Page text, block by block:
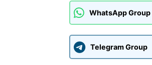
WhatsApp Group
Telegram Group